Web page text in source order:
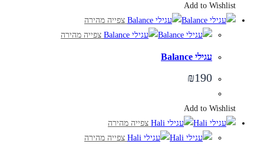
Add to Wishlist
צפייה מהירה
צפייה מהירה
עגילי Balance
₪190
Add to Wishlist
צפייה מהירה
צפייה מהירה